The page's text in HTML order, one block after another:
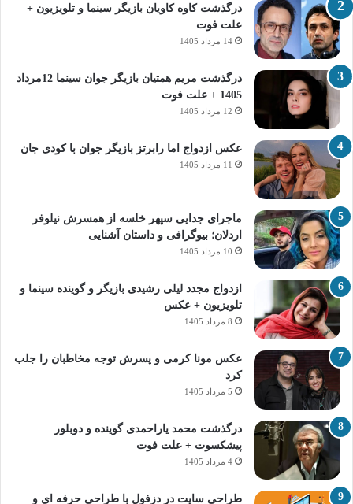
درگذشت کاوه کاویان بازیگر سینما و تلویزیون +
علت فوت
14 مرداد 1405
درگذشت مریم همتیان بازیگر جوان سینما 12مرداد
1405 + علت فوت
12 مرداد 1405
عکس ازدواج اما رابرتز بازیگر جوان با کودی جان
11 مرداد 1405
ماجرای جدایی سپهر خلسه از همسرش نیلوفر
اردلان؛ بیوگرافی و داستان آشنایی
10 مرداد 1405
ازدواج مجدد لیلی رشیدی بازیگر و گوینده سینما و
تلویزیون + عکس
8 مرداد 1405
عکس مونا کرمی و پسرش توجه مخاطبان را جلب
کرد
5 مرداد 1405
درگذشت محمد یاراحمدی گوینده و دوبلور
پیشکسوت + علت فوت
4 مرداد 1405
طراحی سایت در دزفول با طراحی حرفه‌ ای و